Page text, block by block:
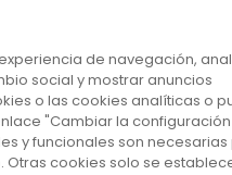
de navegación,
social y mostrar anuncios
o las cookies analíticas o
"Cambiar la
y funcionales son
cookies solo se